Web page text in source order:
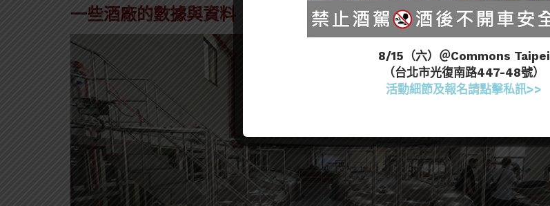
一些酒廠的數據與資料
8/15（六）＠Commons Taipei
（台北市光復南路447-48號）
活動細節及報名請點擊私訊>>